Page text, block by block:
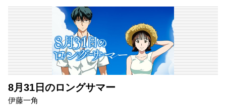
8月31日のロングサマー
伊藤一角